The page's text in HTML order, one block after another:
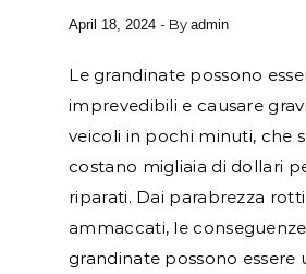
April 18, 2024 - Byadmin
Le grandinate possono essere molto
imprevedibili e causare
veicoli in pochi minuti, che
costano migliaia di dollari
riparati. Dai parabrezza
ammaccati, le
grandinate possono essere